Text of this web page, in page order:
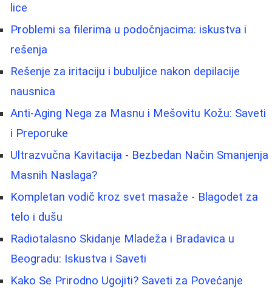
lice
Problemi sa filerima u podočnjacima: iskustva i
rešenja
Rešenje za iritaciju i bubuljice nakon depilacije
nausnica
Anti-Aging Nega za Masnu i Mešovitu Kožu: Saveti
i Preporuke
Ultrazvučna Kavitacija - Bezbedan Način Smanjenja
Masnih Naslaga?
Kompletan vodič kroz svet masaže - Blagodet za
telo i dušu
Radiotalasno Skidanje Mladeža i Bradavica u
Beogradu: Iskustva i Saveti
Kako Se Prirodno Ugojiti? Saveti za Povećanje